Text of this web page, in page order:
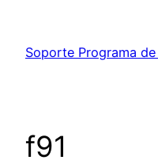
contenido
Soporte Programa
f91